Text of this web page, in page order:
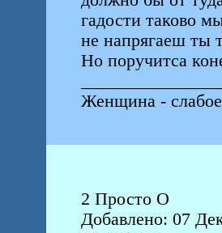
гадости таково
не напрягаеш ты
Но поручитса
Женщина - слабое
2 Просто О
Добавлено: 07